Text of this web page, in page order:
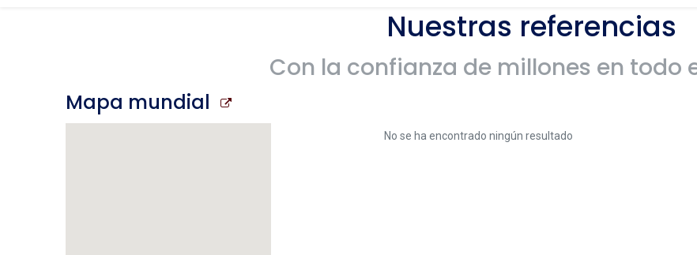
Nuestras referencias
Con la confianza de millones en todo
Mapa mundial
No se ha encontrado ningún resultado